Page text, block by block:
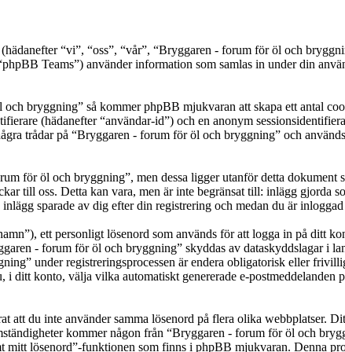
“vi”, “oss”, “vår”, “Bryggaren - forum för öl och
Teams”) använder information som samlas in under din
bryggning” så kommer phpBB mjukvaran att skapa ett antal
(hädanefter “användar-id”) och en anonym
trådar på “Bryggaren - forum för öl och bryggning” och
för öl och bryggning”, men dessa ligger utanför detta dokument
till oss. Detta kan vara, men är inte begränsat till: inlägg gjorda
sparade av dig efter din registrering och medan du är
ett personligt lösenord som används för att logga in på ditt
- forum för öl och bryggning” skyddas av dataskyddslagar i
under registreringsprocessen är endera obligatorisk eller
konto, välja vilka automatiskt genererade e-
att du inte använder samma lösenord på flera olika webbplatser.
kommer någon från “Bryggaren - forum för öl och
lösenord”-funktionen som finns i phpBB mjukvaran. Denna